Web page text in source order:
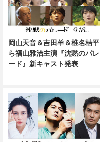
岡山天音＆吉田羊＆椎名桔平
ら福山雅治主演『沈黙のパレ
ード』新キャスト発表